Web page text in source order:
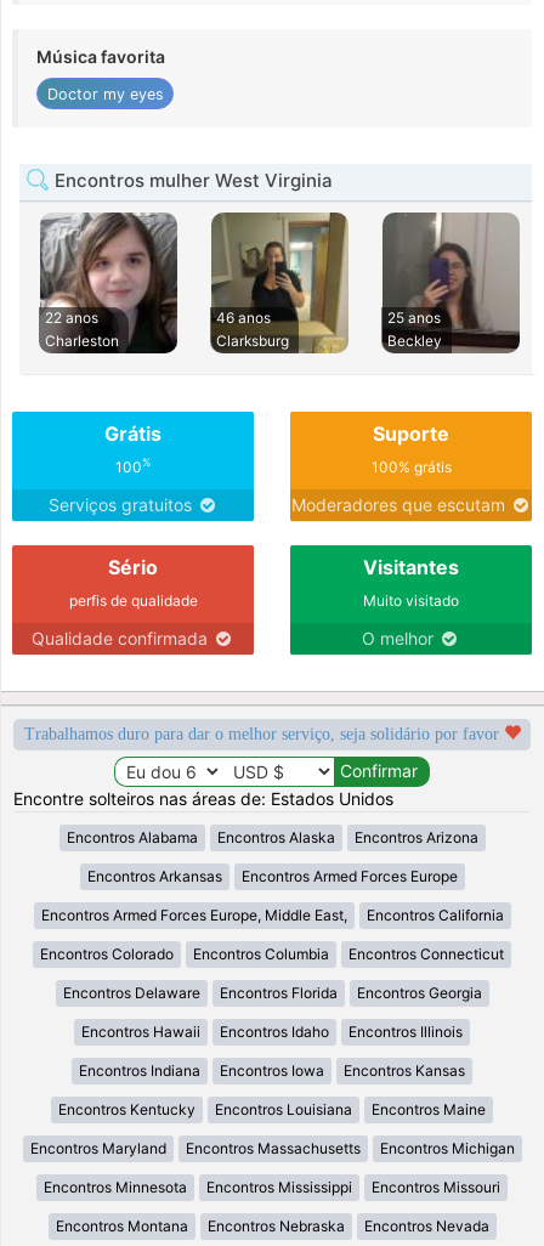
Música favorita
Doctor my eyes
Encontros mulher West Virginia
22 anos
Charleston
46 anos
Clarksburg
25 anos
Beckley
Grátis
100%
Serviços gratuitos
Suporte
100% grátis
Moderadores que escutam
Sério
perfis de qualidade
Qualidade confirmada
Visitantes
Muito visitado
O melhor
Trabalhamos duro para dar o melhor serviço, seja solidário por favor
Encontre solteiros nas áreas de: Estados Unidos
Encontros Alabama Encontros Alaska Encontros Arizona
Encontros Arkansas Encontros Armed Forces Europe
Encontros Armed Forces Europe, Middle East, Encontros California
Encontros Colorado Encontros Columbia Encontros Connecticut
Encontros Delaware Encontros Florida Encontros Georgia
Encontros Hawaii Encontros Idaho Encontros Illinois
Encontros Indiana Encontros Iowa Encontros Kansas
Encontros Kentucky Encontros Louisiana Encontros Maine
Encontros Maryland Encontros Massachusetts Encontros Michigan
Encontros Minnesota Encontros Mississippi Encontros Missouri
Encontros Montana Encontros Nebraska Encontros Nevada